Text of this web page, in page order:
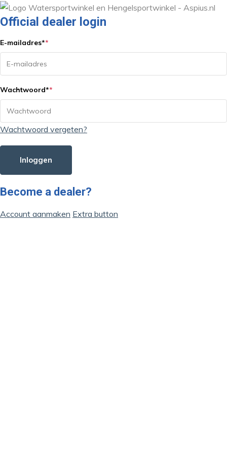
Official dealer login
E-mailadres**
Wachtwoord**
Wachtwoord vergeten?
Inloggen
Become a dealer?
Account aanmaken Extra button